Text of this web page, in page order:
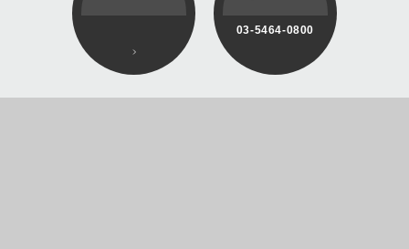
03-5464-0800